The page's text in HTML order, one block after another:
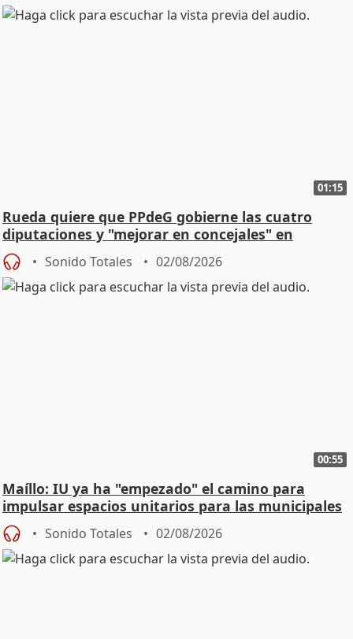
01:15
Rueda quiere que PPdeG gobierne las cuatro
diputaciones y "mejorar en concejales" en
ciudades
Sonido Totales 02/08/2026
00:55
Maíllo: IU ya ha "empezado" el camino para
impulsar espacios unitarios para las municipales
Sonido Totales 02/08/2026